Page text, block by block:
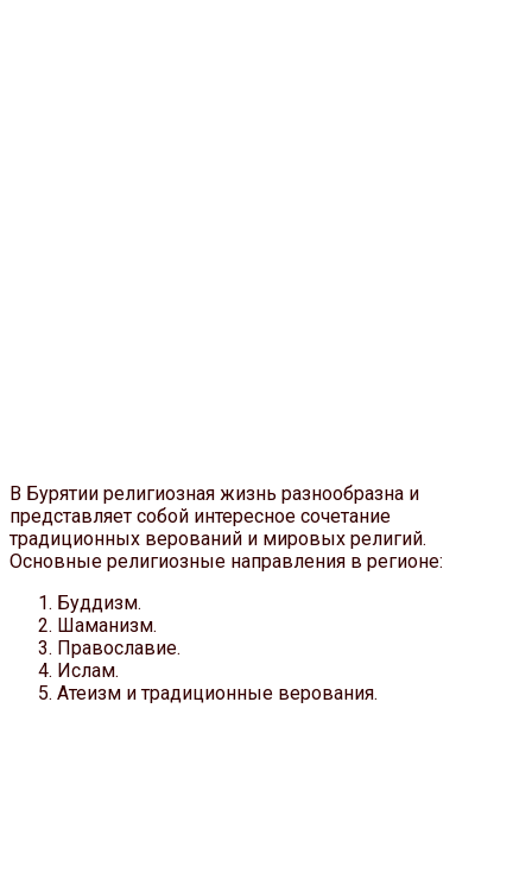
В Бурятии религиозная жизнь разнообразна и
представляет собой интересное сочетание
традиционных верований и мировых религий.
Основные религиозные направления в регионе:
Буддизм.
Шаманизм.
Православие.
Ислам.
Атеизм и традиционные верования.